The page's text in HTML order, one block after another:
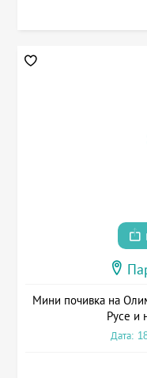
Мини почивка на
Русе и
Дата: